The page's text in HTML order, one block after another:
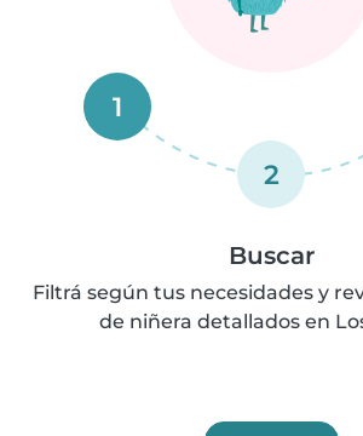
1
2
Buscar
Filtrá según tus necesidades y
de niñera detallados en